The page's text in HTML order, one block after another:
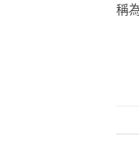
稱